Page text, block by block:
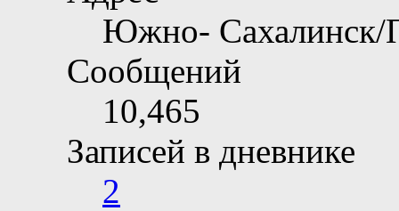
Южно- Сахалинск/
Сообщений
10,465
Записей в дневнике
2